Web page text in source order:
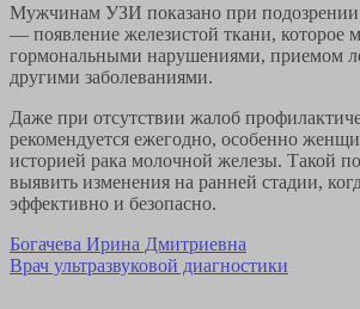
Мужчинам УЗИ показано при
— появление железистой ткани, которое
гормональными нарушениями, приемом
другими заболеваниями.
Даже при отсутствии жалоб
рекомендуется ежегодно, особенно
историей рака молочной железы. Такой
выявить изменения на ранней стадии,
эффективно и безопасно.
Богачева Ирина Дмитриевна
Врач ультразвуковой диагностики